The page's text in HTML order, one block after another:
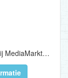
Welkom bij Mediamarkt. Shop via MyClics bij MediaMarkt en ontvang 1% terug in je saldo!..